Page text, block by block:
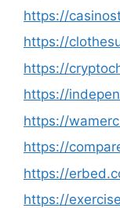
https://
https://
https://
https://
https://
https://
https://
https://